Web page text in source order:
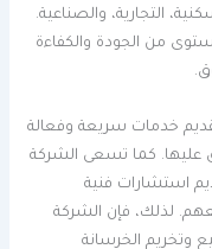
التجارية، والصناعية.
من الجودة والكفاءة
خدمات سريعة وفعالة
عليها. كما تسعى الشركة
استشارات فنية
لذلك، فإن الشركة
وتخريم الخرسانة